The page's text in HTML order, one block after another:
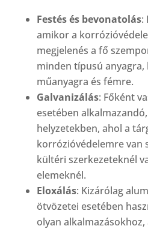
Festés és bevonatolás:
amikor a
megjelenés a fő
minden típusú
műanyagra és fémre.
Galvanizálás: Főként
esetében
helyzetekben, ahol a
korrózióvédelemre van
kültéri szerkezeteknél
elemeknél.
Eloxálás: Kizárólag
ötvözetei esetében
olyan alkalmazásokhoz,